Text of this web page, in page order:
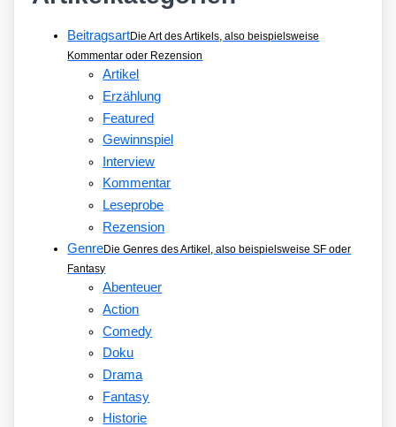
BeitragsartDie Art des Artikels, also beispielsweise
Kommentar oder Rezension
Artikel
Erzählung
Featured
Gewinnspiel
Interview
Kommentar
Leseprobe
Rezension
GenreDie Genres des Artikel, also beispielsweise SF oder
Fantasy
Abenteuer
Action
Comedy
Doku
Drama
Fantasy
Historie